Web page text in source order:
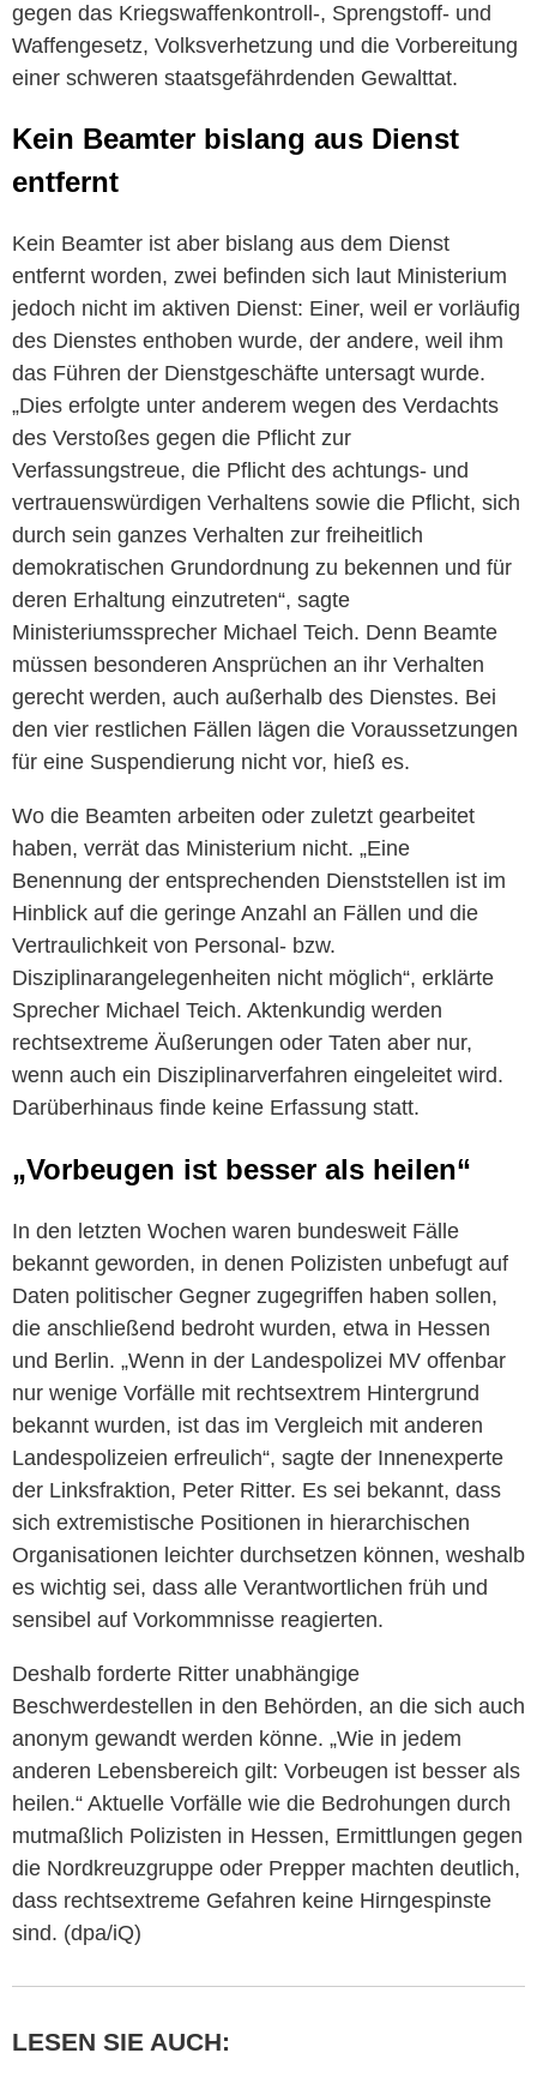
gegen das Kriegswaffenkontroll-, Sprengstoff- und
Waffengesetz, Volksverhetzung und die Vorbereitung
einer schweren staatsgefährdenden Gewalttat.
Kein Beamter bislang aus Dienst
entfernt
Kein Beamter ist aber bislang aus dem Dienst
entfernt worden, zwei befinden sich laut Ministerium
jedoch nicht im aktiven Dienst: Einer, weil er vorläufig
des Dienstes enthoben wurde, der andere, weil ihm
das Führen der Dienstgeschäfte untersagt wurde.
„Dies erfolgte unter anderem wegen des Verdachts
des Verstoßes gegen die Pflicht zur
Verfassungstreue, die Pflicht des achtungs- und
vertrauenswürdigen Verhaltens sowie die Pflicht, sich
durch sein ganzes Verhalten zur freiheitlich
demokratischen Grundordnung zu bekennen und für
deren Erhaltung einzutreten“, sagte
Ministeriumssprecher Michael Teich. Denn Beamte
müssen besonderen Ansprüchen an ihr Verhalten
gerecht werden, auch außerhalb des Dienstes. Bei
den vier restlichen Fällen lägen die Voraussetzungen
für eine Suspendierung nicht vor, hieß es.
Wo die Beamten arbeiten oder zuletzt gearbeitet
haben, verrät das Ministerium nicht. „Eine
Benennung der entsprechenden Dienststellen ist im
Hinblick auf die geringe Anzahl an Fällen und die
Vertraulichkeit von Personal- bzw.
Disziplinarangelegenheiten nicht möglich“, erklärte
Sprecher Michael Teich. Aktenkundig werden
rechtsextreme Äußerungen oder Taten aber nur,
wenn auch ein Disziplinarverfahren eingeleitet wird.
Darüberhinaus finde keine Erfassung statt.
„Vorbeugen ist besser als heilen“
In den letzten Wochen waren bundesweit Fälle
bekannt geworden, in denen Polizisten unbefugt auf
Daten politischer Gegner zugegriffen haben sollen,
die anschließend bedroht wurden, etwa in Hessen
und Berlin. „Wenn in der Landespolizei MV offenbar
nur wenige Vorfälle mit rechtsextrem Hintergrund
bekannt wurden, ist das im Vergleich mit anderen
Landespolizeien erfreulich“, sagte der Innenexperte
der Linksfraktion, Peter Ritter. Es sei bekannt, dass
sich extremistische Positionen in hierarchischen
Organisationen leichter durchsetzen können, weshalb
es wichtig sei, dass alle Verantwortlichen früh und
sensibel auf Vorkommnisse reagierten.
Deshalb forderte Ritter unabhängige
Beschwerdestellen in den Behörden, an die sich auch
anonym gewandt werden könne. „Wie in jedem
anderen Lebensbereich gilt: Vorbeugen ist besser als
heilen.“ Aktuelle Vorfälle wie die Bedrohungen durch
mutmaßlich Polizisten in Hessen, Ermittlungen gegen
die Nordkreuzgruppe oder Prepper machten deutlich,
dass rechtsextreme Gefahren keine Hirngespinste
sind. (dpa/iQ)
LESEN SIE AUCH: